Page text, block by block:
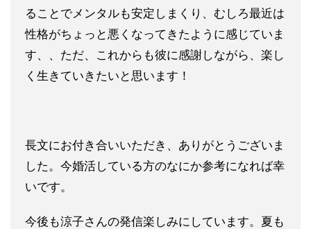
ることでメンタルも安定しまくり、むしろ最近は
性格がちょっと悪くなってきたように感じていま
す、、ただ、 これからも彼に感謝しながら、楽し
く生きていきたいと思います！
長文にお付き合いいただき、ありがとうございま
した。今婚活している方のなにか参考になれば幸
いです。
今後も涼子さんの発信楽しみにしています。夏も